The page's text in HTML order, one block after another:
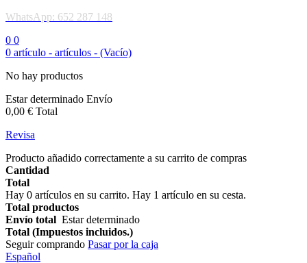
WhatsApp: 652 287 148
0 0
0 artículo - artículos - (Vacío)
No hay productos
Estar determinado Envío
0,00 € Total
Revisa
Producto añadido correctamente a su carrito de compras
Cantidad
Total
Hay 0 artículos en su carrito. Hay 1 artículo en su cesta.
Total productos
Envío total Estar determinado
Total (Impuestos incluidos.)
Seguir comprando Pasar por la caja
Español